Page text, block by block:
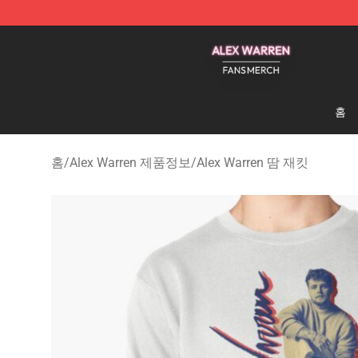
홈
홈/Alex Warren 제품정보/Alex Warren 땀 재킷